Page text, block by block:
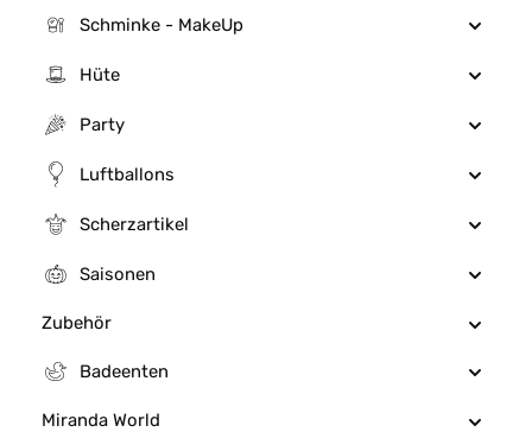
Schminke - MakeUp
Hüte
Party
Luftballons
Scherzartikel
Saisonen
Zubehör
Badeenten
Miranda World